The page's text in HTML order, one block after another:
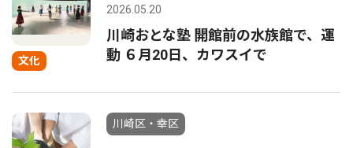
文化
2026.05.20
川崎おとな塾 開館前の水族館で、運
動 ６月20日、カワスイで
川崎区・幸区